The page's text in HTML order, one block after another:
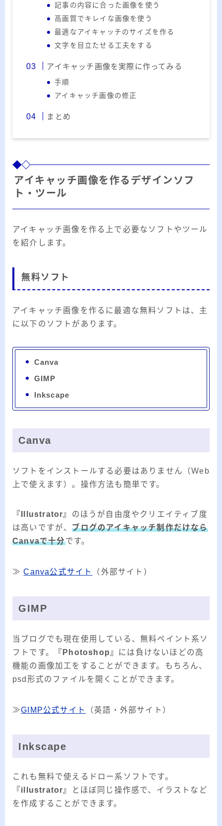
記事の内容に合った画像を使う
高画質でキレイな画像を使う
最適なアイキャッチのサイズを作る
文字を目立たせる工夫をする
アイキャッチ画像を実際に作ってみる
手順
アイキャッチ画像の修正
まとめ
アイキャッチ画像を作るデザインソフ
ト・ツール
アイキャッチ画像を作る上で必要なソフトやツール
を紹介します。
無料ソフト
アイキャッチ画像を作るに最適な無料ソフトは、主
に以下のソフトがあります。
Canva
GIMP
Inkscape
Canva
ソフトをインストールする必要はありません（Web
上で使えます）。操作方法も簡単です。
『Illustrator』 のほうが自由度やクリエイティブ度
は高いですが、ブログのアイキャッチ制作だけなら
Canvaで十分です。
≫Canva公式サイト （外部サイト）
GIMP
当ブログでも現在使用している、無料ペイント系ソ
フトです。
『Photoshop』
には負けないほどの高
機能の画像加工をすることができます。もちろん、
psd形式のファイルを開くことができます。
≫GIMP公式サイト （英語・外部サイト）
Inkscape
これも無料で使えるドロー系ソフトです。
『illustrator』
とほぼ同じ操作感で、イラストなど
を作成することができます。